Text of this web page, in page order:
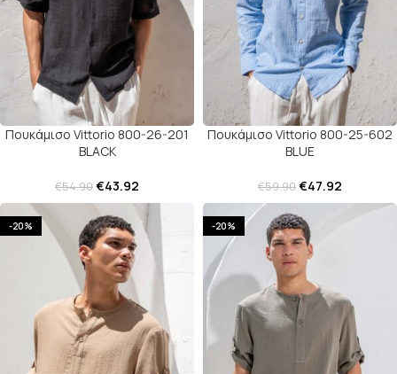
Πουκάμισο Vittorio 800-26-201
BLACK
€54.90€43.92
Πουκάμισο Vittorio 800-25-602
BLUE
€59.90€47.92
-20% -20%